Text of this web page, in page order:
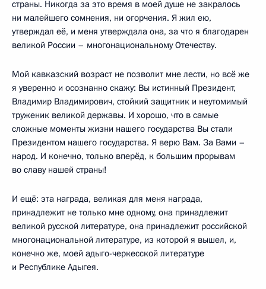
страны. Никогда за это время в моей душе не закралось
ни малейшего сомнения, ни огорчения. Я жил ею,
утверждал её, и меня утверждала она, за что я благодарен
великой России – многонациональному Отечеству.
Мой кавказский возраст не позволит мне лести, но всё же
я уверенно и осознанно скажу: Вы истинный Президент,
Владимир Владимирович, стойкий защитник и неутомимый
труженик великой державы. И хорошо, что в самые
сложные моменты жизни нашего государства Вы стали
Президентом нашего государства. Я верю Вам. За Вами –
народ. И конечно, только вперёд, к большим прорывам
во славу нашей страны!
И ещё: эта награда, великая для меня награда,
принадлежит не только мне одному, она принадлежит
великой русской литературе, она принадлежит российской
многонациональной литературе, из которой я вышел, и,
конечно же, моей адыго-черкесской литературе
и Республике Адыгея.